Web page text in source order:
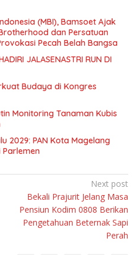
(MBI), Bamsoet Ajak
dan Persatuan
Pecah Belah Bangsa
JALASENASTRI RUN DI
Budaya di Kongres
Monitoring Tanaman Kubis
2029: PAN Kota Magelang
Next post
Bekali Prajurit Jelang Masa
Pensiun Kodim 0808 Berikan
Pengetahuan Beternak Sapi
Perah